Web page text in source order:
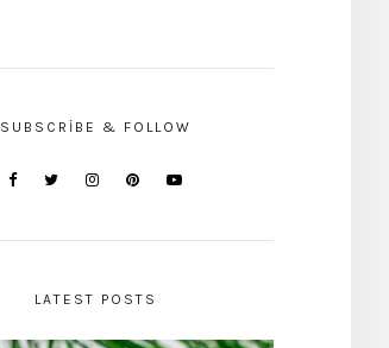
SUBSCRIBE & FOLLOW
LATEST POSTS